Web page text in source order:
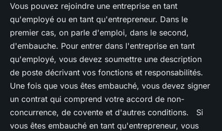
Vous pouvez rejoindre une entreprise en tant
qu'employé ou en tant qu'entrepreneur. Dans le
premier cas, on parle d'emploi, dans le second,
d'embauche. Pour entrer dans l'entreprise en tant
qu'employé, vous devez soumettre une description
de poste décrivant vos fonctions et responsabilités.
Une fois que vous êtes embauché, vous devez signer
un contrat qui comprend votre accord de non-
concurrence, de covente et d'autres conditions. Si
vous êtes embauché en tant qu'entrepreneur, vous